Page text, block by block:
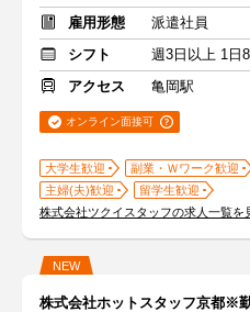
雇用形態
派遣社員
シフト
週3日以上 1日
アクセス
亀岡駅
オンライン面接可
大学生歓迎 副業・Ｗワーク歓迎
主婦(夫)歓迎
留学生歓迎
株式会社ツクイスタッフの求人一覧を
NEW
株式会社ホットスタッフ京都※